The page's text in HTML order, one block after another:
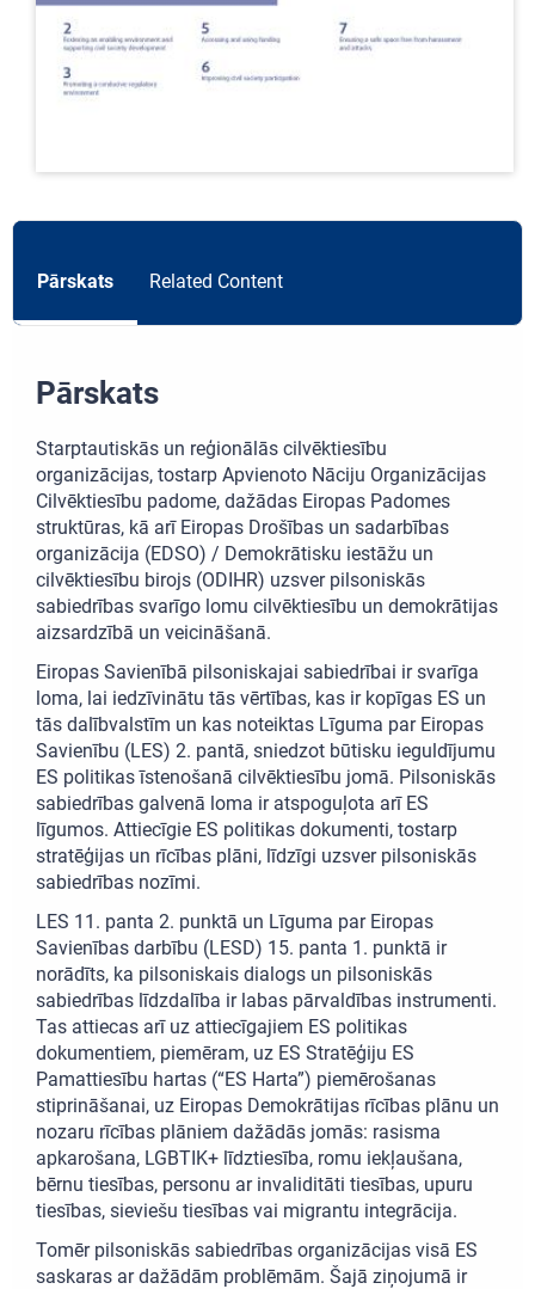
Pārskats Related Content
Pārskats
Starptautiskās un reģionālās cilvēktiesību
organizācijas, tostarp Apvienoto Nāciju Organizācijas
Cilvēktiesību padome, dažādas Eiropas Padomes
struktūras, kā arī Eiropas Drošības un sadarbības
organizācija (EDSO) / Demokrātisku iestāžu un
cilvēktiesību birojs (ODIHR) uzsver pilsoniskās
sabiedrības svarīgo lomu cilvēktiesību un demokrātijas
aizsardzībā un veicināšanā.
Eiropas Savienībā pilsoniskajai sabiedrībai ir svarīga
loma, lai iedzīvinātu tās vērtības, kas ir kopīgas ES un
tās dalībvalstīm un kas noteiktas Līguma par Eiropas
Savienību (LES) 2. pantā, sniedzot būtisku ieguldījumu
ES politikas īstenošanā cilvēktiesību jomā. Pilsoniskās
sabiedrības galvenā loma ir atspoguļota arī ES
līgumos. Attiecīgie ES politikas dokumenti, tostarp
stratēģijas un rīcības plāni, līdzīgi uzsver pilsoniskās
sabiedrības nozīmi.
LES 11. panta 2. punktā un Līguma par Eiropas
Savienības darbību (LESD) 15. panta 1. punktā ir
norādīts, ka pilsoniskais dialogs un pilsoniskās
sabiedrības līdzdalība ir labas pārvaldības instrumenti.
Tas attiecas arī uz attiecīgajiem ES politikas
dokumentiem, piemēram, uz ES Stratēģiju ES
Pamattiesību hartas (“ES Harta”) piemērošanas
stiprināšanai, uz Eiropas Demokrātijas rīcības plānu un
nozaru rīcības plāniem dažādās jomās: rasisma
apkarošana, LGBTIK+ līdztiesība, romu iekļaušana,
bērnu tiesības, personu ar invaliditāti tiesības, upuru
tiesības, sieviešu tiesības vai migrantu integrācija.
Tomēr pilsoniskās sabiedrības organizācijas visā ES
saskaras ar dažādām problēmām. Šajā ziņojumā ir